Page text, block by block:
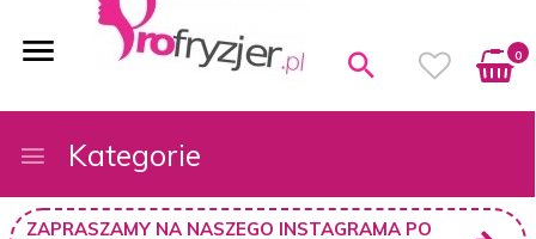
0
Kategorie
ZAPRASZAMY NA NASZEGO INSTAGRAMA PO